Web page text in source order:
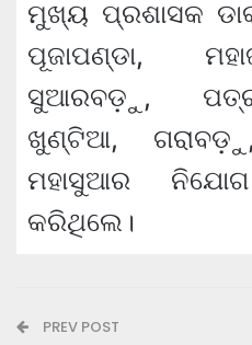
ମୁଖ୍ୟ ପ୍ରଶାସକ
ପୂଜାପଣ୍ଡା,
ସୁଆରବଡ଼ୁ,
ଖୁଣ୍ଟିଆ,
ମହାସୁଆର
କରିଥିଲେ।
PREV POST